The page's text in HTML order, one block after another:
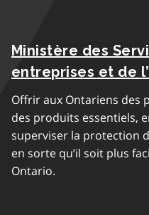
Ministère des
entreprises et de
Offrir aux Ontariens des
des produits essentiels,
superviser la protection
en sorte qu’il soit plus
Ontario.